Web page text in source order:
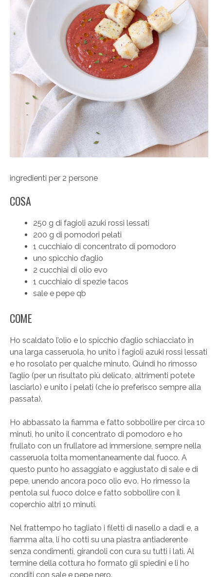
ingredienti per 2 persone
COSA
250 g di fagioli azuki rossi lessati
200 g di pomodori pelati
1 cucchiaio di concentrato di pomodoro
uno spicchio d’aglio
2 cucchiai di olio evo
1 cucchiaio di spezie tacos
sale e pepe qb
COME
Ho scaldato l’olio e lo spicchio d’aglio schiacciato in
una larga casseruola, ho unito i fagioli azuki rossi lessati
e ho rosolato per qualche minuto. Quindi ho rimosso
l’aglio (per un risultato più delicato, altrimenti potete
lasciarlo) e unito i pelati (che io preferisco sempre alla
passata).
Ho abbassato la fiamma e fatto sobbollire per circa 10
minuti, ho unito il concentrato di pomodoro e ho
frullato con un frullatore ad immersione, sempre nella
casseruola tolta momentaneamente dal fuoco. A
questo punto ho assaggiato e aggiustato di sale e di
pepe, unendo ancora poco olio evo. Ho rimesso la
pentola sul fuoco dolce e fatto sobbollire con il
coperchio altri 10 minuti.
Nel frattempo ho tagliato i filetti di nasello a dadi e, a
fiamma alta, li ho cotti su una piastra antiaderente
senza condimenti, girandoli con cura su tutti i lati. Al
termine della cottura ho formato gli spiedini e li ho
conditi con sale e pepe nero.